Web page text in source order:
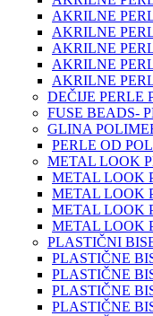
AKRILNE
AKRILNE
AKRILNE
AKRILNE
AKRILNE
DEČIJE PERLE
FUSE BEADS-
GLINA
PERLE OD
METAL LOOK
METAL LOOK
METAL LOOK
METAL LOOK
METAL LOOK
PLASTIČNI
PLASTIČNE
PLASTIČNE
PLASTIČNE
PLASTIČNE